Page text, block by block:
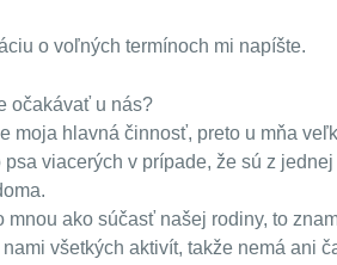
o voľných termínoch mi napíšte.
očakávať u nás?
moja hlavná činnosť, preto u mňa
psa viacerých v prípade, že sú z
mnou ako súčasť našej rodiny, to
všetkých aktivít, takže nemá ani